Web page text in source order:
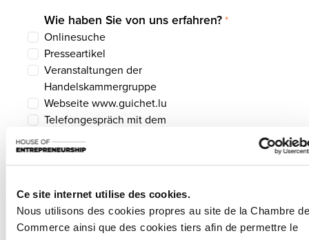
Ce site internet utilise des cookies.
Nous utilisons des cookies propres au site de la Chambre de
Commerce ainsi que des cookies tiers afin de permettre le
Wie haben Sie von uns erfahren?*
Onlinesuche
Presseartikel
Veranstaltungen der
Handelskammergruppe
Webseite www.guichet.lu
Telefongespräch mit dem
Wirtschaftsministerium
Empfehlungen eines Unternehmers
Soziale Medien
Welches Zeitfenster bevorzugen
Sie für ein Telefongespräch oder